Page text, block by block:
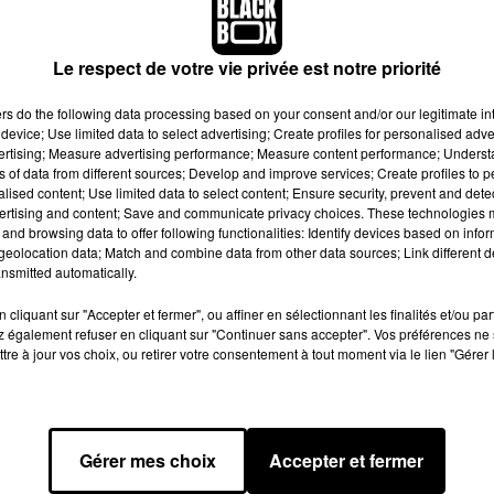
parler de lui… La semaine dernière, il a fait trembler le
World Tour alors qu'il ne lui restait plus que quelques
floues autour de cette décision radicale. Certains
sa vie à Dieu», tandis que lui préférait affirmer qu'il avait
nombreux fans.
messe (là où il a accidentellement renversé un
de sa vie à Dieu. Que ses fans se rassurent donc ! En
TMZ,les proches de l'interprète du tube ‘'Sorry''
musicale
carrière de Justin Bieber est menacée. Il y a quelques
tous les scandales dont il a été la cible, le chanteur de 23
Une version aussitôt démentie par ses proches. Ainsi au
tourné vers la religion et avait d'ailleurs fait la
un nouveau projet musical dans les prochains
Le respect de votre vie privée est notre priorité
do the following data processing based on your consent and/or our legitimate
Use limited data to select advertising; Create profiles for personalised
Measure advertising performance; Measure content performance;
of data from different sources; Develop and improve services; Create profiles to
content; Use limited data to select content; Ensure security, prevent and
and content; Save and communicate privacy choices. These technologies
browsing data to offer following functionalities: Identify devices based on
data; Match and combine data from other data sources; Link different
automatically.
cliquant sur "Accepter et fermer", ou affiner en sélectionnant les finalités et/ou
également refuser en cliquant sur "Continuer sans accepter". Vos préférences
à jour vos choix, ou retirer votre consentement à tout moment via le lien
Gérer mes choix Accepter et fermer